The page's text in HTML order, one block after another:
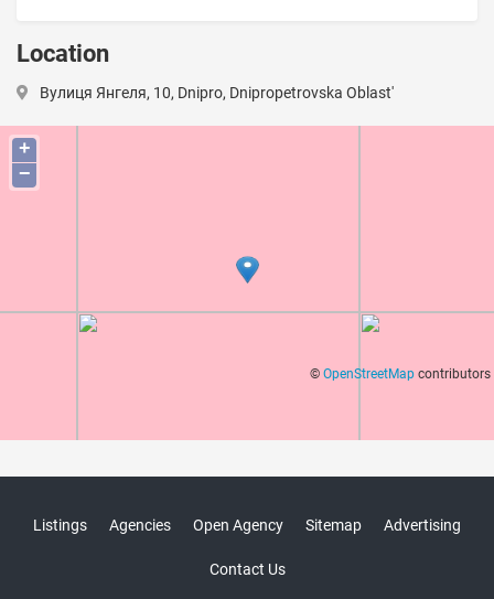
Location
Вулиця Янгеля, 10, Dnipro, Dnipropetrovska Oblast'
+
−
© OpenStreetMap contributors
Listings Agencies Open Agency Sitemap Advertising
Contact Us